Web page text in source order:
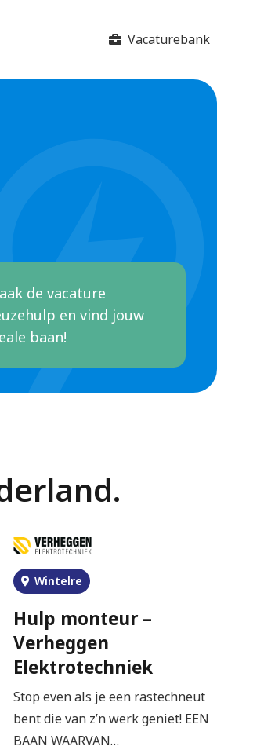
Vacaturebank
de vacature
en vind jouw
baan!
Wintelre
Hulp monteur –
Verheggen
Elektrotechniek
Stop even als je een rastechneut
bent die van z’n werk geniet! EEN
BAAN WAARVAN…